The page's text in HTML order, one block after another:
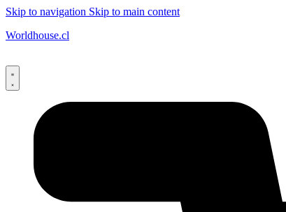
Skip to navigation Skip to main content
Worldhouse.cl